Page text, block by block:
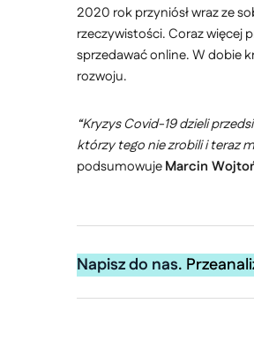
2020 rok przyniósł wraz ze
rzeczywistości. Coraz więcej
sprzedawać online. W dobie
rozwoju.
“Kryzys Covid-19 dzieli
którzy tego nie zrobili i teraz
podsumowujeMarcin
Napisz do nas.